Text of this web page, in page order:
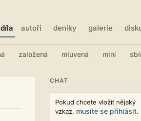
díla autoři deníky galerie
založená mluvená mini
CHAT
Pokud chcete vložit nějaký
vzkaz, musíte se přihlásit.